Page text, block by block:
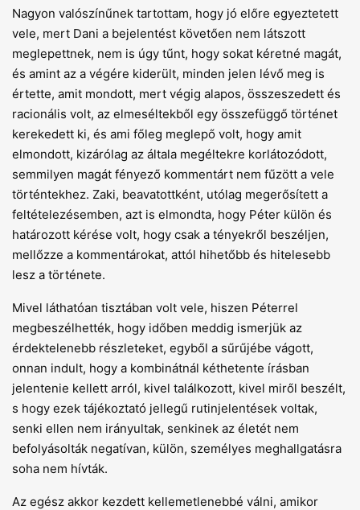
Nagyon valószínűnek tartottam, hogy jó előre egyeztetett
vele, mert Dani a bejelentést követően nem látszott
meglepettnek, nem is úgy tűnt, hogy sokat kéretné magát,
és amint az a végére kiderült, minden jelen lévő meg is
értette, amit mondott, mert végig alapos, összeszedett és
racionális volt, az elmeséltekből egy összefüggő történet
kerekedett ki, és ami főleg meglepő volt, hogy amit
elmondott, kizárólag az általa megéltekre korlátozódott,
semmilyen magát fényező kommentárt nem fűzött a vele
történtekhez. Zaki, beavatottként, utólag megerősített a
feltételezésemben, azt is elmondta, hogy Péter külön és
határozott kérése volt, hogy csak a tényekről beszéljen,
mellőzze a kommentárokat, attól hihetőbb és hitelesebb
lesz a története.
Mivel láthatóan tisztában volt vele, hiszen Péterrel
megbeszélhették, hogy időben meddig ismerjük az
érdektelenebb részleteket, egyből a sűrűjébe vágott,
onnan indult, hogy a kombinátnál kéthetente írásban
jelentenie kellett arról, kivel találkozott, kivel miről beszélt,
s hogy ezek tájékoztató jellegű rutinjelentések voltak,
senki ellen nem irányultak, senkinek az életét nem
befolyásolták negatívan, külön, személyes meghallgatásra
soha nem hívták.
Az egész akkor kezdett kellemetlenebbé válni, amikor